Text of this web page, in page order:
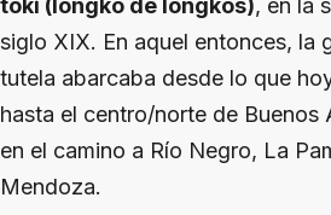
toki (longko de longkos), en la
siglo XIX. En aquel entonces, la
tutela abarcaba desde lo que
hasta el centro/norte de Buenos
en el camino a Río Negro, La
Mendoza.